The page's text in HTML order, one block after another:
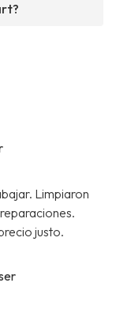
Limpiaron
justo.